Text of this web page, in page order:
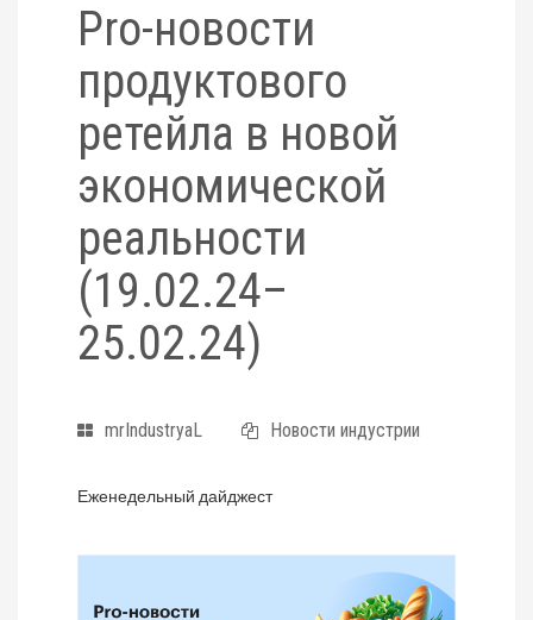
Pro-новости
продуктового
ретейла в новой
экономической
реальности
(19.02.24–
25.02.24)
mrIndustryaL Новости индустрии
Еженедельный дайджест